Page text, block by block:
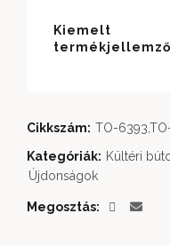
Kiemelt
Cikkszám: TO-
Kategóriák: Kültéri
Újdonságok
Megosztás